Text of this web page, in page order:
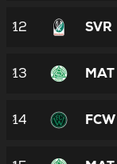
12 SVR
13 MAT
14 FCW